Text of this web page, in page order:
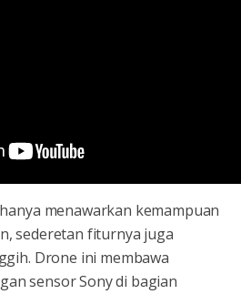
menawarkan kemampuan
sederetan fiturnya juga
Drone ini membawa
sensor Sony di bagian